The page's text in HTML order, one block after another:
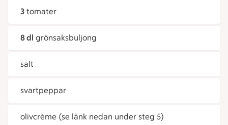
3 tomater
8 dl grönsaksbuljong
salt
svartpeppar
olivcrème (se länk nedan under steg 5)